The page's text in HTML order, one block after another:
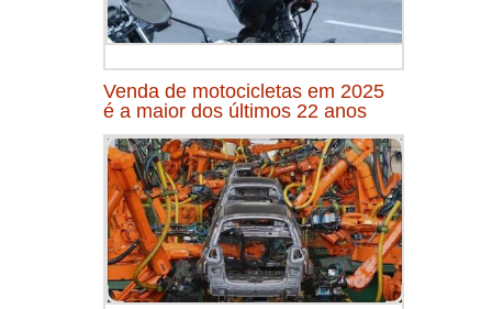
Venda de motocicletas em 2025
é a maior dos últimos 22 anos